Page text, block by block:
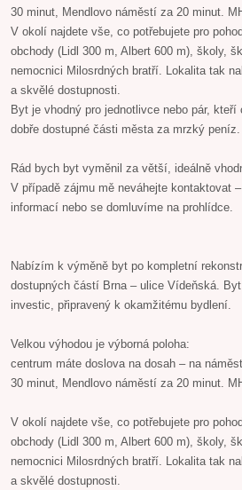
30 minut, Mendlovo náměstí za 20 minut.
V okolí najdete vše, co potřebujete pro
obchody (Lidl 300 m, Albert 600 m), školy,
nemocnici Milosrdných bratří. Lokalita tak
a skvělé dostupnosti.
Byt je vhodný pro jednotlivce nebo pár,
dobře dostupné části města za mrzký peníz.
Rád bych byt vyměnil za větší, ideálně
V případě zájmu mě neváhejte kontaktovat
informací nebo se domluvíme na prohlídce.
Nabízím k výměně byt po kompletní
dostupných částí Brna – ulice Vídeňská.
investic, připravený k okamžitému bydlení.
Velkou výhodou je výborná poloha:
centrum máte doslova na dosah – na
30 minut, Mendlovo náměstí za 20 minut.
V okolí najdete vše, co potřebujete pro
obchody (Lidl 300 m, Albert 600 m), školy,
nemocnici Milosrdných bratří. Lokalita tak
a skvělé dostupnosti.